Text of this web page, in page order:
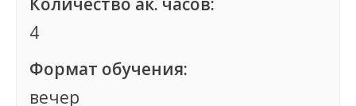
4
Формат обучения:
вечер